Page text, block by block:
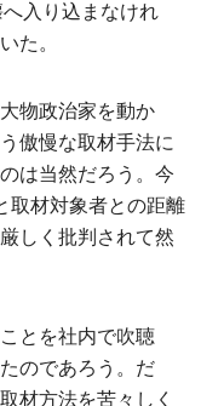
入り込まなけれ
た。
物政治家を動か
傲慢な取材手法に
は当然だろう。今
取材対象者との距離
しく批判されて然
とを社内で吹聴
のであろう。だ
材方法を苦々しく